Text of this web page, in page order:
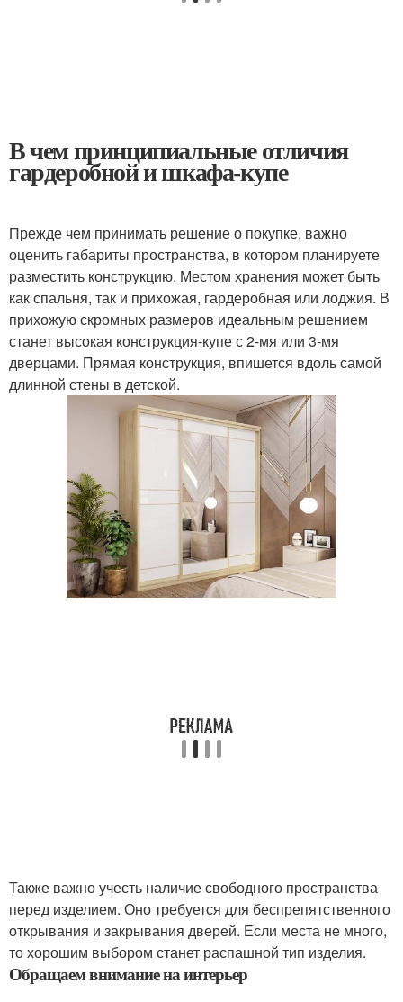
В чем принципиальные отличия
гардеробной и шкафа-купе
Прежде чем принимать решение о покупке, важно
оценить габариты пространства, в котором планируете
разместить конструкцию. Местом хранения может быть
как спальня, так и прихожая, гардеробная или лоджия. В
прихожую скромных размеров идеальным решением
станет высокая конструкция-купе с 2-мя или 3-мя
дверцами. Прямая конструкция, впишется вдоль самой
длинной стены в детской.
Также важно учесть наличие свободного пространства
перед изделием. Оно требуется для беспрепятственного
открывания и закрывания дверей. Если места не много,
то хорошим выбором станет распашной тип изделия.
Обращаем внимание на интерьер